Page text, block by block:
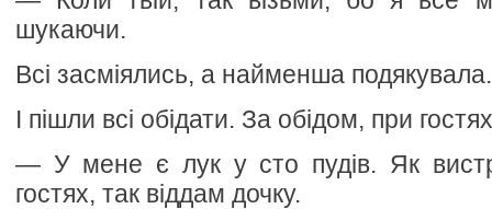
шукаючи.
Всі засміялись, а найменша подякувала.
І пішли всі обідати. За обідом, при
— У мене є лук у сто пудів. Як
гостях, так віддам дочку.